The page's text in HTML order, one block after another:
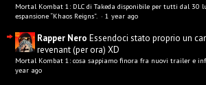
Mortal Kombat 1: DLC di Takeda disponibile per tutti dal 30
espansione “Khaos Reigns”. · 1 year ago
Rapper Nero Essendoci stato proprio un
revenant (per ora) XD
Mortal Kombat 1: cosa sappiamo finora fra nuovi trailer e
year ago